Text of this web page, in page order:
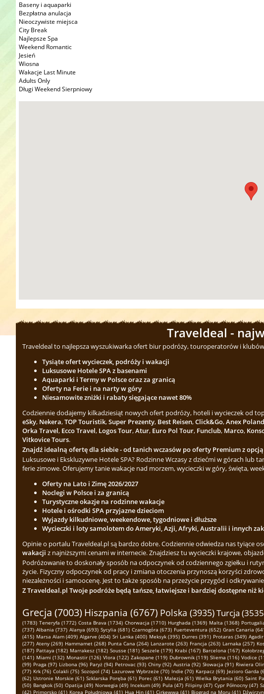
Baseny i aquaparki
Bezpłatna anulacja
Nieoczywiste miejsca
City Break
Najlepsze Spa
Weekend Romantic
Jesień
Wiosna
Wakacje Last Minute
Adults Only
Długi Weekend Sierpniowy
Traveldeal -
Traveldeal to najlepsza wyszukiwarka ofert biur podróży, touroperatorów i
Tysiąte ofert wycieczek, podróży i wakacji
Luksusowe Hotele SPA z basenami
Aquaparki i Termy w Polsce oraz za granicą
Oferty na Ferie i na narty w góry
Niesamowite zniżki i rabaty sięgające nawet 80%
Codziennie dodajemy kilkadziesiąt nowych ofert podróży, hoteli i wycieczek od
eSky, Nekera,TOP Touristik,Super Prezenty, Best Reisen,Click&Go,Anex Poland
Orka Travel, Ecco Travel, Logos Tour,Atur, Euro Pol Tour, Funclub, Marco,
Vitkovice Tours.
Znajdź idealną ofertę dla siebie - od tanich wczasów po oferty Premium z
Luksusowe i Ekskluzywne Hotele SPA? Rodzinne Wczasy z dziećmi w górach
ferie zimowe. Oferujemy tanie wakacje nad morzem, wycieczki w góry, święta,
Oferty na Lato i Zimę 2026/2027
Noclegi w Polsce i za granicą
Turystyczne okazje na rodzinne wakacje
Hotele i ośrodki SPA przyjazne dzieciom
Wyjazdy kilkudniowe, weekendowe, tygodniowe i dłuższe
Wycieczki i loty samolotem do Ameryki, Azji, Afryki, Australii i innych
Opinie o portalu Traveldeal.pl są bardzo dobre. Codziennie odwiedza nas tyiące
wakacji z najniższymi cenami w internecie. Znajdziesz tu wycieczki krajowe,
Podróżowanie to doskonały sposób na odpoczynek od codziennego zgiełku i
życie. Fizyczny odpoczynek od pracy i zmiana otoczenia przynoszą korzyści
niezależności i samoocenę. Jest to także sposób na przeżycie przygód i
Z Traveldeal.pl Twoje podróże będą tańsze, łatwiejsze i bardziej dostępne niż
Grecja (7003) Hiszpania (6767) Polska (3935)Turcja
(1783) Teneryfa (1772) Costa Brava (1734) Chorwacja (1710) Hurghada (1369) Malta (1368)
(737) Albania (737) Alanya (693) Sycylia (681) Czarnogóra (673) Fuerteventura (652) Gran Canaria
(415) Marsa Alam (409) Algarve (404) Sri Lanka (400) Meksyk (395) Durres (391) Protaras (349)
(277) Ateny (269) Hammamet (268) Punta Cana (264) Lanzarote (263) Francja (263) Larnaka (257)
(187) Pattaya (182) Marrakesz (182) Sousse (181) Seszele (179) Krabi (167) Barcelona (167)
(141) Miami (132) Monastir (126) Vlora (122) Zakopane (119) Dubrownik (119) Sliema (116) Vodice
(99) Praga (97) Lizbona (96) Paryż (94) Petrovac (93) Chiny (92) Austria (92) Słowacja (91) Riwiera
(77) Krk (76) Colakli (75) Sozopol (74) Lazurowe Wybrzeże (70) Indie (70) Karpacz (69) Jezioro Garda
(62) Ustronie Morskie (61) Szklarska Poręba (61) Porec (61) Malezja (61) Wielka Brytania (60) Saint
(50) Bangkok (50) Opatija (49) Norwegia (49) Incekum (49) Pula (47) Filipiny (47) Cypr Północny (47)
(42) Primorsko (41) Korea Południowa (41) Hua Hin (41) Cirkewwa (41) Biograd na Moru (41)